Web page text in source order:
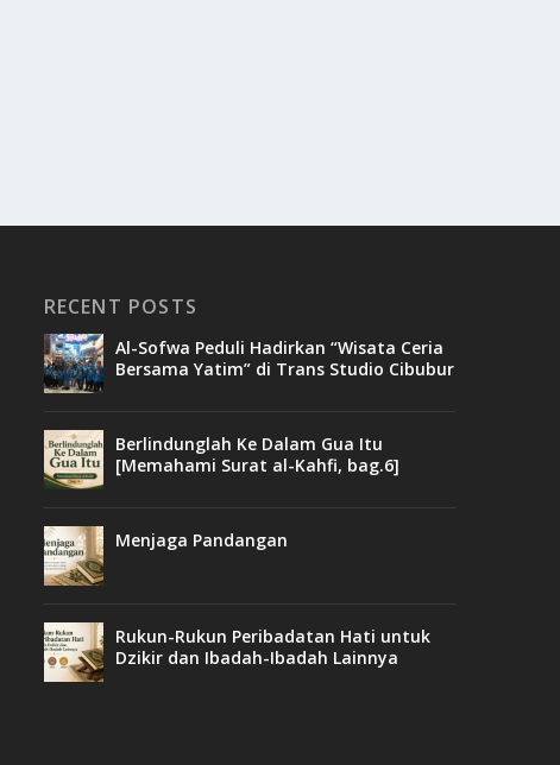
RECENT POSTS
Al-Sofwa Peduli Hadirkan “Wisata Ceria
Bersama Yatim” di Trans Studio Cibubur
Berlindunglah Ke Dalam Gua Itu
[Memahami Surat al-Kahfi, bag.6]
Menjaga Pandangan
Rukun-Rukun Peribadatan Hati untuk
Dzikir dan Ibadah-Ibadah Lainnya